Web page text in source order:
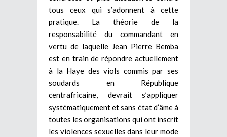
tous ceux qui s’adonnent à cette
pratique. La théorie de la
responsabilité du commandant en
vertu de laquelle Jean Pierre Bemba
est en train de répondre actuellement
à la Haye des viols commis par ses
soudards en République
centrafricaine, devrait s’appliquer
systématiquement et sans état d’âme à
toutes les organisations qui ont inscrit
les violences sexuelles dans leur mode